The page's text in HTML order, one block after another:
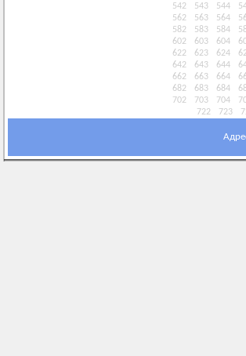
542
543 544
562
563 564
582
583 584
602
603 604
622
623 624
642
643 644
662
663 664
682
683 684
702
703 704
722
723